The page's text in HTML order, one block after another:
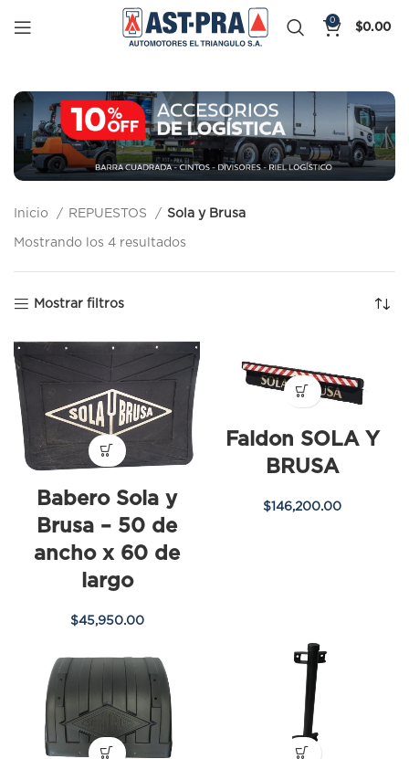
0
$0.00
Inicio REPUESTOS Sola y Brusa
Mostrando los 4 resultados
Mostrar filtros
Babero Sola y
Brusa – 50 de
ancho x 60 de
largo
$45,950.00
Faldon SOLA Y
BRUSA
$146,200.00